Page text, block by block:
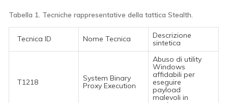
Tabella 1. Tecniche rappresentative della tattica Stealth.
Tecnica ID Nome Tecnica
Descrizione
sintetica
T1218
System Binary
Proxy Execution
Abuso di utility
Windows
affidabili per
eseguire
payload
malevoli in